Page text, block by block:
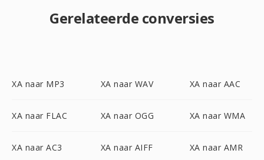
Gerelateerde conversies
XA naar MP3 XA naar WAV XA naar AAC
XA naar FLAC XA naar OGG XA naar WMA
XA naar AC3 XA naar AIFF XA naar AMR